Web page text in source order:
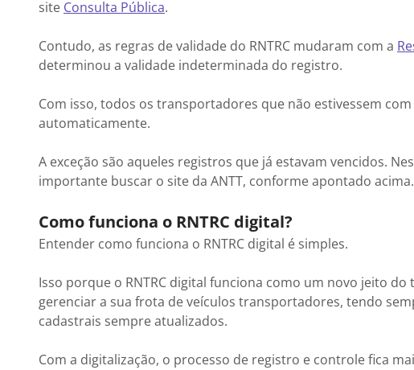
site Consulta Pública.
Contudo, as regras de validade do RNTRC mudaram com a
determinou a validade indeterminada do registro.
Com isso, todos os transportadores que não estivessem
automaticamente.
A exceção são aqueles registros que já estavam vencidos.
importante buscar o site da ANTT, conforme apontado acima.
Como funciona o RNTRC digital?
Entender como funciona o RNTRC digital é simples.
Isso porque o RNTRC digital funciona como um novo jeito
gerenciar a sua frota de veículos transportadores, tendo
cadastrais sempre atualizados.
Com a digitalização, o processo de registro e controle fica